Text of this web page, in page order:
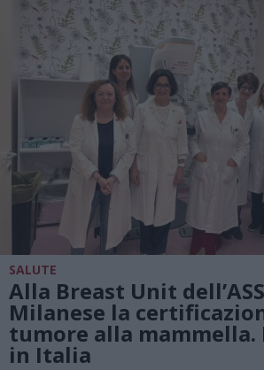
SALUTE
Alla Breast Unit
Milanese la
tumore alla mammella.
in Italia